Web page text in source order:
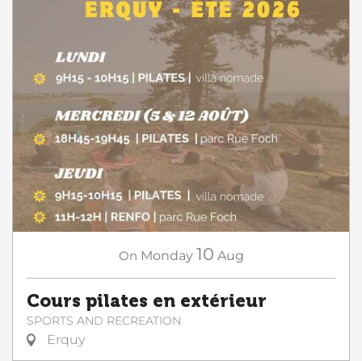
On Monday 10 Aug
Cours pilates en extérieur
SPORTS AND RECREATION
Erquy